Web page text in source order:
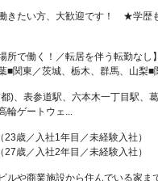
きたい方、大歓迎です！ ★学歴
所で働く！／転居を伴う転勤な
■関東／茨城、栃木、群馬、山梨■
)、表参道駅、六本木一丁目駅、
輪ゲートウェ...
歳／入社1年目／未経験入社）
歳／入社2年目／未経験入社）
ルや商業施設から住んでいる家ま